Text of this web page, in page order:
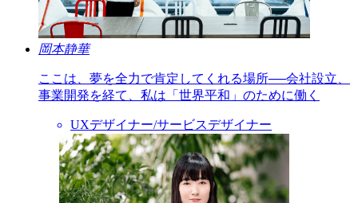
岡本静華
ここは、夢を全力で肯定してくれる場所──会社設立、
事業開発を経て、私は「世界平和」のために働く
UXデザイナー/サービスデザイナー